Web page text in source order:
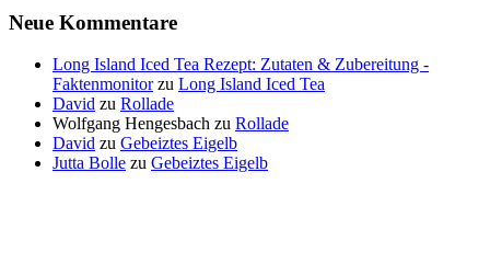
Neue Kommentare
Long Island Iced Tea Rezept: Zutaten & Zubereitung -
Faktenmonitorzu Long Island Iced Tea
David zu Rollade
Wolfgang Hengesbach zu Rollade
David zu Gebeiztes Eigelb
Jutta Bolle zu Gebeiztes Eigelb